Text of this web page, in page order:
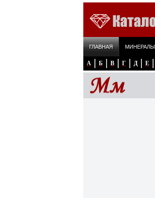
ГЛАВНАЯ МИНЕРАЛЫ
А Б В Г Д Е